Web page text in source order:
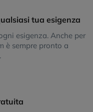
tua esigenza
esigenza. Anche per
è sempre pronto a